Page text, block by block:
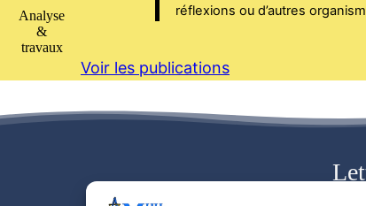
Analyse
&
travaux
réflexions ou d’autres
Voir les publications